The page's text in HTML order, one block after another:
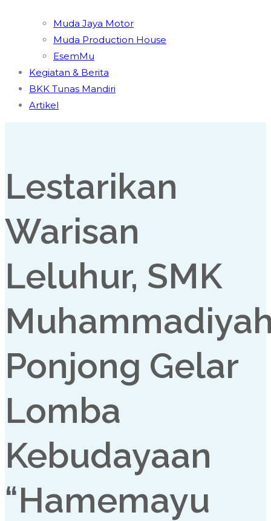
Muda Jaya Motor
Muda Production House
EsemMu
Kegiatan & Berita
BKK Tunas Mandiri
Artikel
Lestarikan
Warisan
Leluhur, SMK
Ponjong Gelar
Lomba
Kebudayaan
“Hamemayu